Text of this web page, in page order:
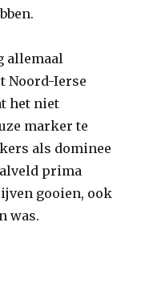
allemaal
Noord-Ierse
het niet
marker te
als dominee
prima
gooien, ook
was.